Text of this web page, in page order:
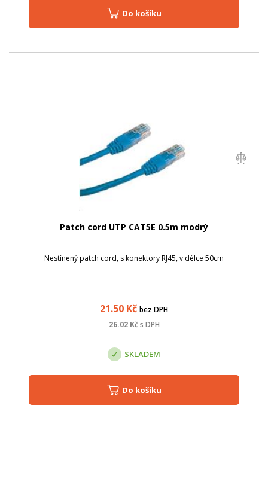
Do košíku
Patch cord UTP CAT5E 0.5m modrý
Nestínený patch cord, s konektory RJ45, v délce 50cm
21.50 Kč bez DPH
26.02Kč s DPH
SKLADEM
Do košíku